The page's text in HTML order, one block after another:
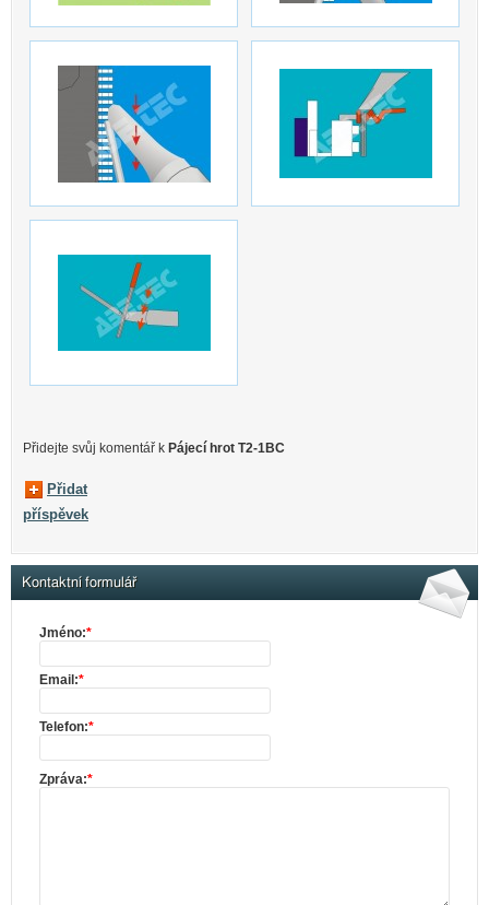
Přidejte svůj komentář k Pájecí hrot T2-1BC
Přidat
příspěvek
Kontaktní formulář
Jméno:*
Email:*
Telefon:*
Zpráva:*